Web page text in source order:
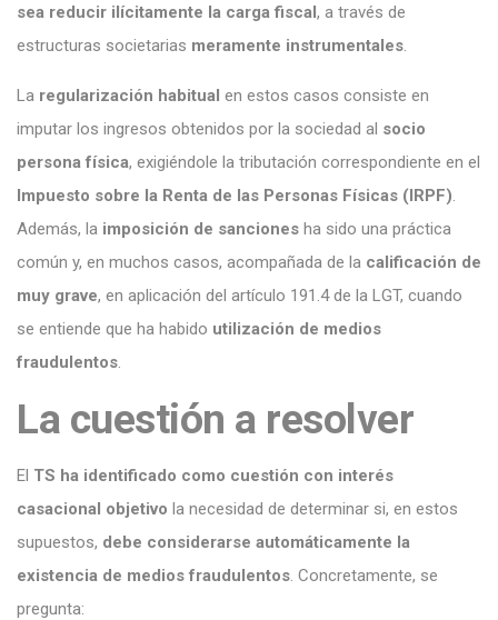
sea reducir ilícitamente la carga fiscal, a través de
estructuras societarias meramente instrumentales.
La regularización habitual en estos casos consiste en
imputar los ingresos obtenidos por la sociedad al socio
persona física, exigiéndole la tributación correspondiente en el
Impuesto sobre la Renta de las Personas Físicas (IRPF).
Además, la imposición de sanciones ha sido una práctica
común y, en muchos casos, acompañada de la calificación de
muy grave, en aplicación del artículo 191.4 de la LGT, cuando
se entiende que ha habido utilización de medios
fraudulentos.
La cuestión a resolver
El TS ha identificado como cuestión con interés
casacional objetivo la necesidad de determinar si, en estos
supuestos, debe considerarse automáticamente la
existencia de medios fraudulentos. Concretamente, se
pregunta: